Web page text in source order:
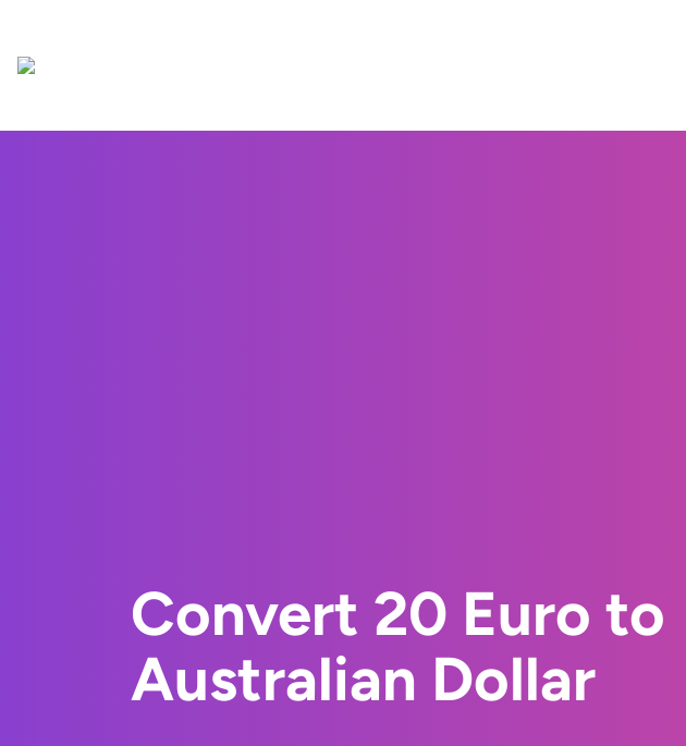
Convert 20 Euro to
Australian Dollar